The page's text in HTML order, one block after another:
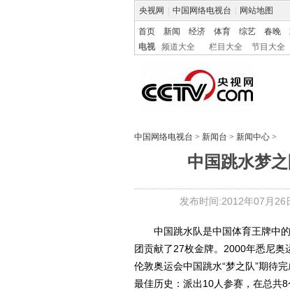
央视网 中国网络电视台 网站地图
首页 新闻 经济 体育 综艺 春晚
电视
频道大全 栏目大全 节目大全
中国网络电视台 > 新闻台 > 新闻中心 >
中国跳水梦
发布时间:2012年07月26
中国跳水队是中国体育王牌中的
团贡献了27枚金牌。2000年悉尼
伦敦奥运会中国跳水“梦之队”期待
最佳历史：派出10人参赛，在总共